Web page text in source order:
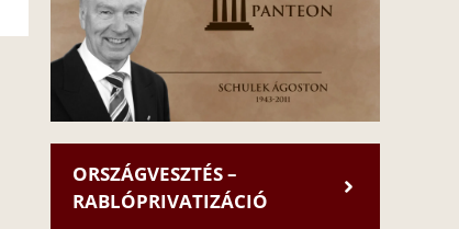
ORSZÁGVESZTÉS –
RABLÓPRIVATIZÁCIÓ